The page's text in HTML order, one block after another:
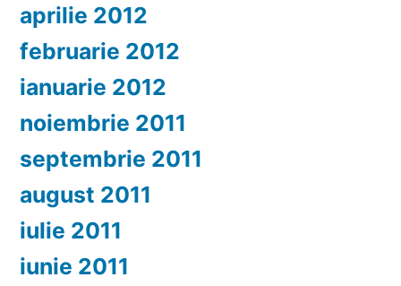
aprilie 2012
februarie 2012
ianuarie 2012
noiembrie 2011
septembrie 2011
august 2011
iulie 2011
iunie 2011